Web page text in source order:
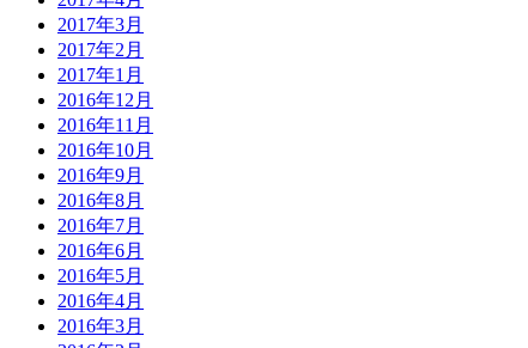
2017年3月
2017年2月
2017年1月
2016年12月
2016年11月
2016年10月
2016年9月
2016年8月
2016年7月
2016年6月
2016年5月
2016年4月
2016年3月